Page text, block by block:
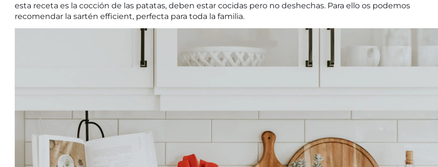
esta receta es la cocción de las patatas, deben estar cocidas pero no deshechas. Para ello os podemos
recomendar la sartén efficient, perfecta para toda la familia.